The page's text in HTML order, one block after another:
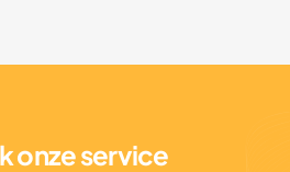
onze service